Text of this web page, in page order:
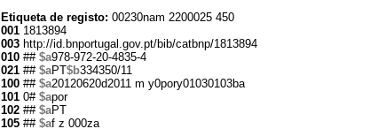
Etiqueta de registo: 00230nam 2200025 450
001 1813894
003 http://id.bnportugal.gov.pt/bib/catbnp/1813894
010 ## $a978-972-20-4835-4
021 ## $aPT$b334350/11
100 ## $a20120620d2011 m y0pory01030103ba
101 0# $apor
102 ## $aPT
105 ## $af z 000za